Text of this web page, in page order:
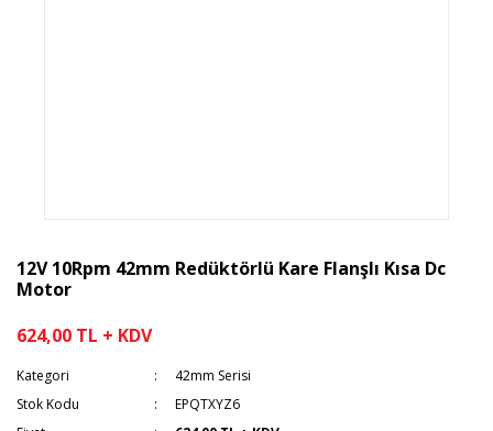
12V 10Rpm 42mm Redüktörlü Kare Flanşlı Kısa Dc
Motor
624,00 TL + KDV
Kategori
42mm Serisi
Stok Kodu
EPQTXYZ6